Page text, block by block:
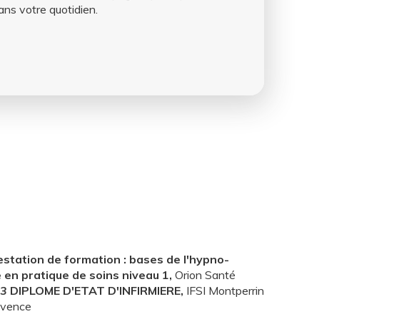
votre quotidien.
de formation : bases de l'hypno-
en pratique de soins niveau 1, Orion Santé
DIPLOME D'ETAT D'INFIRMIERE, IFSI Montperrin